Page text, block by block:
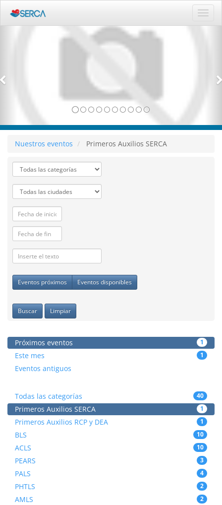
Nuestros eventos Primeros Auxilios SERCA
Eventos próximos Eventos disponibles
Buscar Limpiar
Próximos eventos 1
Este mes 1
Eventos antiguos
Todas las categorías 40
Primeros Auxilios SERCA 1
Primeros Auxilios RCP y DEA 1
BLS 10
ACLS 10
PEARS 3
PALS 4
PHTLS 2
AMLS 2